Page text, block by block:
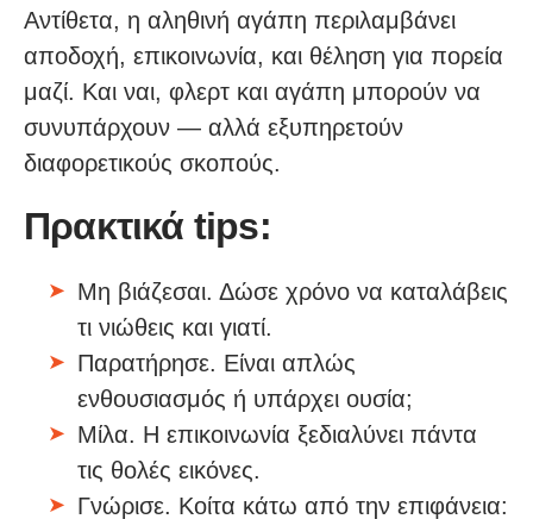
Αντίθετα, η αληθινή αγάπη περιλαμβάνει
αποδοχή, επικοινωνία, και θέληση για πορεία
μαζί. Και ναι, φλερτ και αγάπη μπορούν να
συνυπάρχουν — αλλά εξυπηρετούν
διαφορετικούς σκοπούς.
Πρακτικά tips:
Μη βιάζεσαι. Δώσε χρόνο να καταλάβεις
τι νιώθεις και γιατί.
Παρατήρησε. Είναι απλώς
ενθουσιασμός ή υπάρχει ουσία;
Μίλα. Η επικοινωνία ξεδιαλύνει πάντα
τις θολές εικόνες.
Γνώρισε. Κοίτα κάτω από την επιφάνεια: